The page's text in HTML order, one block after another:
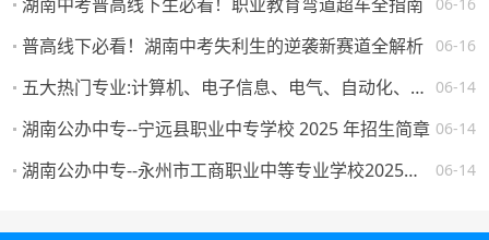
06-16
普高线下必看！湖南中考失利生的逆袭新赛道全解析
06-14
五大热门专业:计算机、电子信息、电气、自动化、机械。学校怎么选，将来就业如何？
06-14
湖南公办中专--宁远县职业中专学校 2025 年招生简章
06-14
湖南公办中专--永州市工商职业中等专业学校2025年一年级新生填报志愿须知